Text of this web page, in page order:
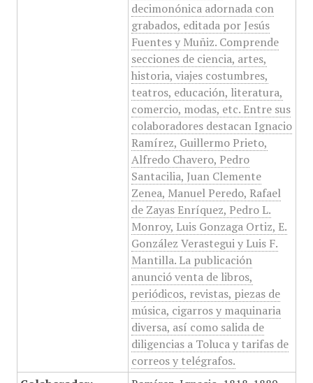
decimonónica adornada con
grabados, editada por Jesús
Fuentes y Muñiz. Comprende
secciones de ciencia, artes,
historia, viajes costumbres,
teatros, educación, literatura,
comercio, modas, etc. Entre sus
colaboradores destacan Ignacio
Ramírez, Guillermo Prieto,
Alfredo Chavero, Pedro
Santacilia, Juan Clemente
Zenea, Manuel Peredo, Rafael
de Zayas Enríquez, Pedro L.
Monroy, Luis Gonzaga Ortiz, E.
González Verastegui y Luis F.
Mantilla. La publicación
anunció venta de libros,
periódicos, revistas, piezas de
música, cigarros y maquinaria
diversa, así como salida de
diligencias a Toluca y tarifas de
correos y telégrafos.